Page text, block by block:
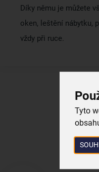
Tyto
Díky němu je můžete
oken, leštění nábytku,
vždy při ruce.